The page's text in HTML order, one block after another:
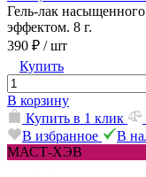
Гель-лак
эффектом. 8 г.
390 ₽ / шт
Купить
В корзину
Купить в 1 клик
В избранное
В
МАСТ-ХЭВ